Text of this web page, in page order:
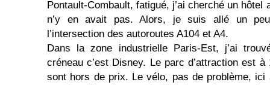
Pontault-Combault, fatigué, j’ai cherché un hôtel
n’y en avait pas. Alors, je suis allé un
l’intersection des autoroutes A104 et A4.
Dans la zone industrielle Paris-Est, j’ai
créneau c’est Disney. Le parc d’attraction est
sont hors de prix. Le vélo, pas de problème,